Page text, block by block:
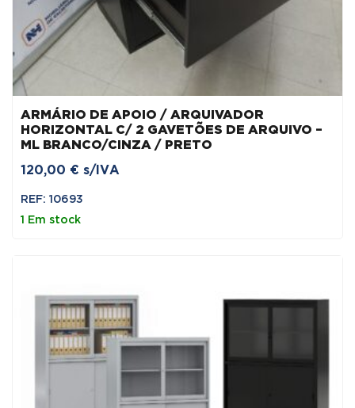
ARMÁRIO DE APOIO / ARQUIVADOR
HORIZONTAL C/ 2 GAVETÕES DE ARQUIVO –
ML BRANCO/CINZA / PRETO
120,00 € s/IVA
REF: 10693
1 Em stock